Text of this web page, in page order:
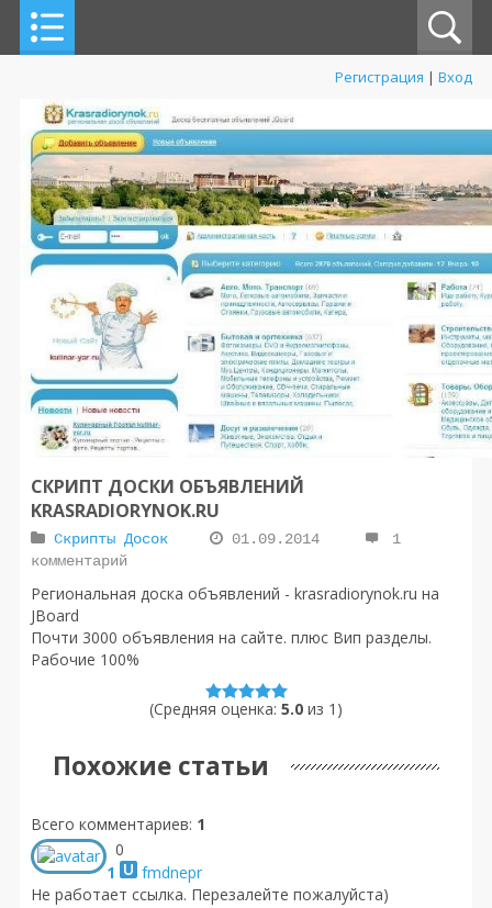
Регистрация | Вход
СКРИПТ ДОСКИ ОБЪЯВЛЕНИЙ
KRASRADIORYNOK.RU
Скрипты Досок 01.09.2014
1
комментарий
Региональная доска объявлений - krasradiorynok.ru на
JBoard
Почти 3000 объявления на сайте. плюс Вип разделы.
Рабочие 100%
(Средняя оценка: 5.0 из 1 )
Похожие статьи
Всего комментариев: 1
0
1
fmdnepr
Не работает ссылка. Перезалейте пожалуйста)